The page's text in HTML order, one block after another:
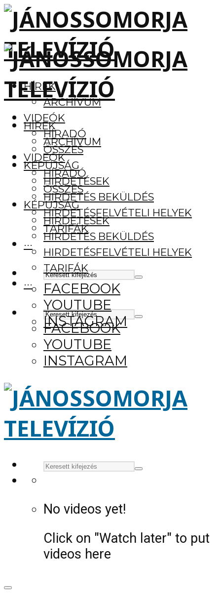
HÍREK
ARCHÍVUM
VIDEÓK
HÍRADÓ
ÖSSZES
KÉPÚJSÁG
HIRDETÉSEK
HIRDETÉS BEKÜLDÉS
HIRDETÉSFELVÉTELI HELYEK
TARIFÁK
···
FACEBOOK
YOUTUBE
INSTAGRAM
HÍREK
ARCHÍVUM
VIDEÓK
HÍRADÓ
ÖSSZES
KÉPÚJSÁG
HIRDETÉSEK
HIRDETÉS BEKÜLDÉS
HIRDETÉSFELVÉTELI HELYEK
TARIFÁK
···
FACEBOOK
YOUTUBE
INSTAGRAM
No videos yet!
Click on "Watch later" to put
videos here